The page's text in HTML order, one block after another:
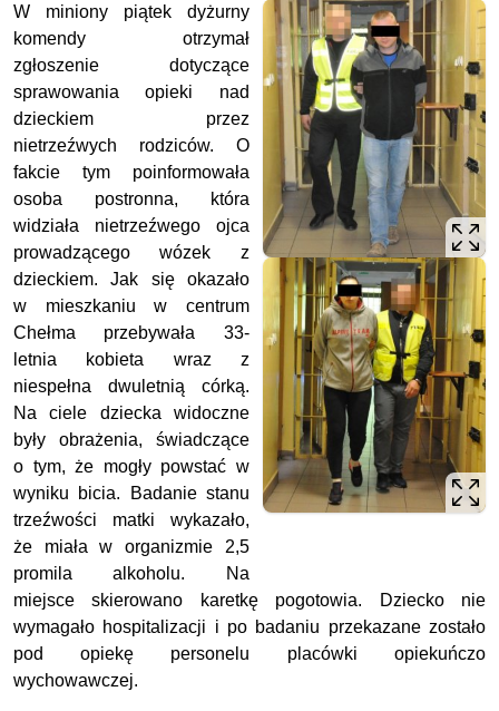
W miniony piątek dyżurny
komendy otrzymał
zgłoszenie dotyczące
sprawowania opieki nad
dzieckiem przez
nietrzeźwych rodziców. O
fakcie tym poinformowała
osoba postronna, która
widziała nietrzeźwego ojca
prowadzącego wózek z
dzieckiem. Jak się okazało
w mieszkaniu w centrum
Chełma przebywała 33-
letnia kobieta wraz z
niespełna dwuletnią córką.
Na ciele dziecka widoczne
były obrażenia, świadczące
o tym, że mogły powstać w
wyniku bicia. Badanie stanu
trzeźwości matki wykazało,
że miała w organizmie 2,5
promila alkoholu. Na
miejsce skierowano karetkę pogotowia. Dziecko nie
wymagało hospitalizacji i po badaniu przekazane zostało
pod opiekę personelu placówki opiekuńczo
wychowawczej.